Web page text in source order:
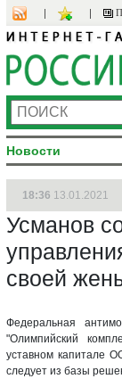
Новости
18:36 13.01.2021
Усманов
своей
Федеральная
"Олимпийский
уставном капитале
следует из базы